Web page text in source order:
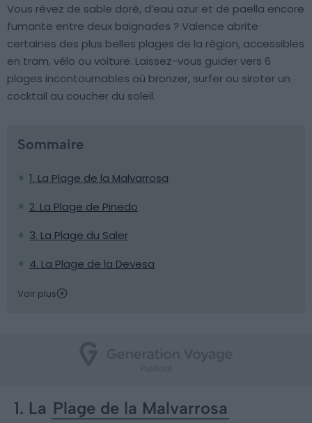
Vous rêvez de sable doré, d’eau azur et de paella encore
fumante entre deux baignades ? Valence abrite
certaines des plus belles plages de la région, accessibles
en tram, vélo ou voiture. Laissez-vous guider vers 6
plages incontournables où bronzer, surfer ou siroter un
cocktail au coucher du soleil.
Sommaire
1. La Plage de la Malvarrosa
2. La Plage de Pinedo
3. La Plage du Saler
4. La Plage de la Devesa
Voir plus
1. La Plage de la Malvarrosa